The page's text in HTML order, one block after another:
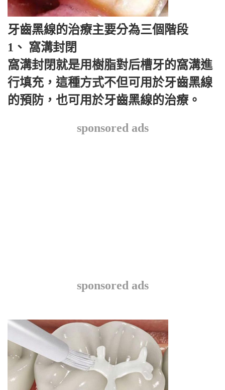
牙齒黑線的治療主要分為三個階段
1、 窩溝封閉
窩溝封閉就是用樹脂對后槽牙的窩溝進
行填充，這種方式不但可用於牙齒黑線
的預防，也可用於牙齒黑線的治療。
sponsored ads
sponsored ads